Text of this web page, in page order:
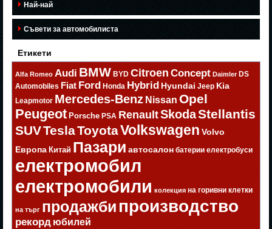
Най-най
Съвети за автомобилиста
Етикети
Alfa Romeo Audi BMW BYD Citroen Concept Daimler DS
Automobiles Fiat Ford Honda Hybrid Hyundai Jeep Kia
Leapmotor Mercedes-Benz Nissan Opel
Peugeot Porsche PSA RenaultSkodaStellantis
SUVTeslaToyotaVolkswagen Volvo
Европа Китай Пазари автосалон батерии електробуси
електромобил
електромобили колекция на горивни клетки
на търг продажбипроизводство
рекорд юбилей